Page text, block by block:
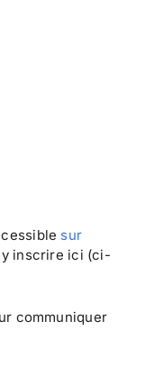
sur
y inscrire ici (ci-
communiquer